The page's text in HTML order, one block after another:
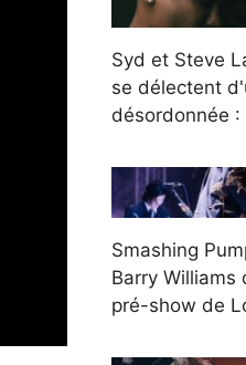
Syd et Steve
se délectent
désordonnée :
Smashing
Barry Williams
pré-show de